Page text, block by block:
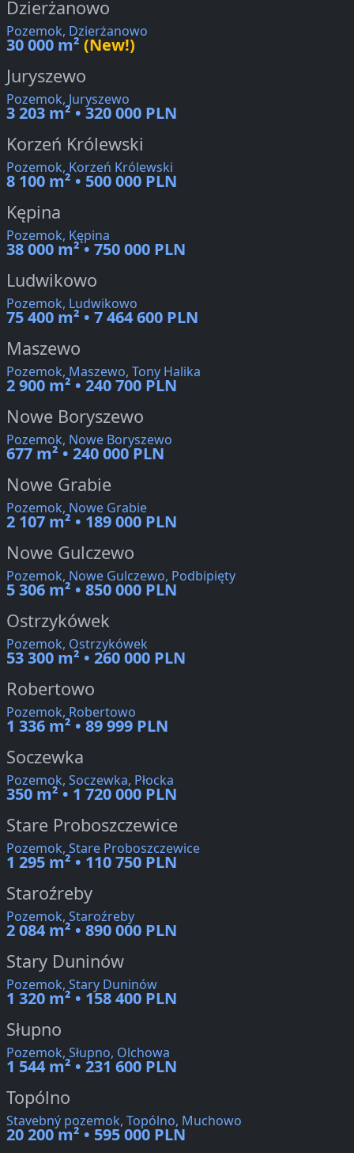
Dzierżanowo
Pozemok, Dzierżanowo
30 000 m² (New!)
Juryszewo
Pozemok, Juryszewo
3 203 m² • 320 000 PLN
Korzeń Królewski
Pozemok, Korzeń Królewski
8 100 m² • 500 000 PLN
Kępina
Pozemok, Kępina
38 000 m² • 750 000 PLN
Ludwikowo
Pozemok, Ludwikowo
75 400 m² • 7 464 600 PLN
Maszewo
Pozemok, Maszewo, Tony Halika
2 900 m² • 240 700 PLN
Nowe Boryszewo
Pozemok, Nowe Boryszewo
677 m² • 240 000 PLN
Nowe Grabie
Pozemok, Nowe Grabie
2 107 m² • 189 000 PLN
Nowe Gulczewo
Pozemok, Nowe Gulczewo, Podbipięty
5 306 m² • 850 000 PLN
Ostrzykówek
Pozemok, Ostrzykówek
53 300 m² • 260 000 PLN
Robertowo
Pozemok, Robertowo
1 336 m² • 89 999 PLN
Soczewka
Pozemok, Soczewka, Płocka
350 m² • 1 720 000 PLN
Stare Proboszczewice
Pozemok, Stare Proboszczewice
1 295 m² • 110 750 PLN
Staroźreby
Pozemok, Staroźreby
2 084 m² • 890 000 PLN
Stary Duninów
Pozemok, Stary Duninów
1 320 m² • 158 400 PLN
Słupno
Pozemok, Słupno, Olchowa
1 544 m² • 231 600 PLN
Topólno
Stavebný pozemok, Topólno, Muchowo
20 200 m² • 595 000 PLN